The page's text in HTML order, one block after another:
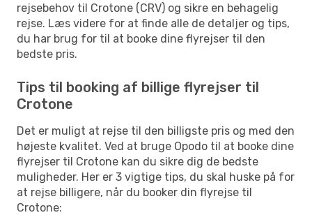
rejsebehov til Crotone (CRV) og sikre en behagelig
rejse. Læs videre for at finde alle de detaljer og tips,
du har brug for til at booke dine flyrejser til den
bedste pris.
Tips til booking af billige flyrejser til
Crotone
Det er muligt at rejse til den billigste pris og med den
højeste kvalitet. Ved at bruge Opodo til at booke dine
flyrejser til Crotone kan du sikre dig de bedste
muligheder. Her er 3 vigtige tips, du skal huske på for
at rejse billigere, når du booker din flyrejse til
Crotone: